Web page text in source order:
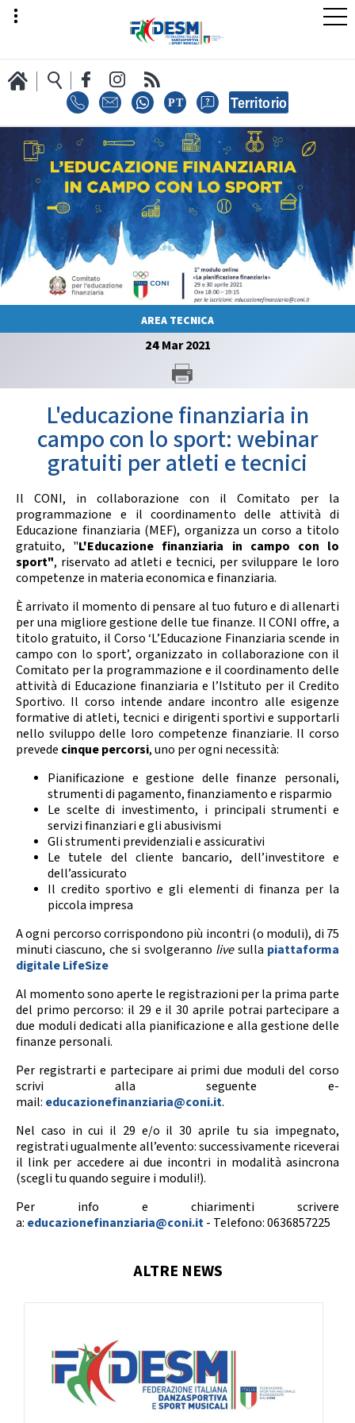
LA FEDERAZIONE
AREA SPORT
AREA TECNICA
GARE
Contatti Discipline
Tesseramento Territorio
Formazione Albo Soci
Calendario Gare Media
AREA TECNICA
24Mar2021
L'educazione finanziaria in
campo con lo sport: webinar
gratuiti per atleti e tecnici
Il CONI, in collaborazione con il Comitato per la
programmazione e il coordinamento delle attività di
Educazione finanziaria (MEF), organizza un corso a titolo
gratuito, "L'Educazione finanziaria in campo con lo
sport", riservato ad atleti e tecnici, per sviluppare le loro
competenze in materia economica e finanziaria.
È arrivato il momento di pensare al tuo futuro e di allenarti
per una migliore gestione delle tue finanze. Il CONI offre, a
titolo gratuito, il Corso ‘L’Educazione Finanziaria scende in
campo con lo sport’, organizzato in collaborazione con il
Comitato per la programmazione e il coordinamento delle
attività di Educazione finanziaria e l’Istituto per il Credito
Sportivo. Il corso intende andare incontro alle esigenze
formative di atleti, tecnici e dirigenti sportivi e supportarli
nello sviluppo delle loro competenze finanziarie. Il corso
prevede cinque percorsi, uno per ogni necessità:
Pianificazione e gestione delle finanze personali,
strumenti di pagamento, finanziamento e risparmio
Le scelte di investimento, i principali strumenti e
servizi finanziari e gli abusivismi
Gli strumenti previdenziali e assicurativi
Le tutele del cliente bancario, dell’investitore e
dell’assicurato
Il credito sportivo e gli elementi di finanza per la
piccola impresa
A ogni percorso corrispondono più incontri (o moduli), di 75
minuti ciascuno, che si svolgeranno livesulla piattaforma
digitale LifeSize
Al momento sono aperte le registrazioni per la prima parte
del primo percorso: il 29 e il 30 aprile potrai partecipare a
due moduli dedicati alla pianificazione e alla gestione delle
finanze personali.
Per registrarti e partecipare ai primi due moduli del corso
scrivi alla seguente e-
mail: educazionefinanziaria@coni.it.
Nel caso in cui il 29 e/o il 30 aprile tu sia impegnato,
registrati ugualmente all’evento: successivamente riceverai
il link per accedere ai due incontri in modalità asincrona
(scegli tu quando seguire i moduli!).
Per info e chiarimenti scrivere
a: educazionefinanziaria@coni.it- Telefono: 0636857225
ALTRE NEWS